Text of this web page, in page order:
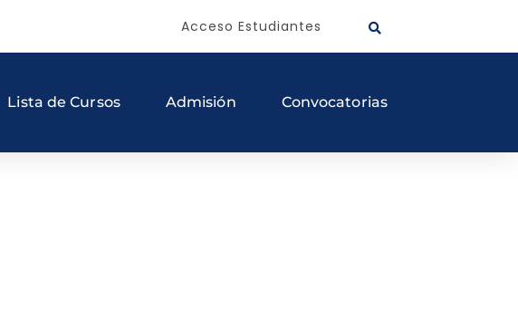
Acceso Estudiantes
Lista de Cursos Admisión Convocatorias